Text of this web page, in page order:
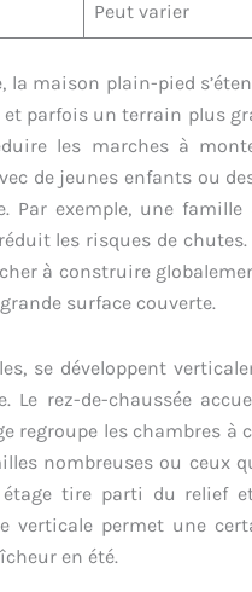
Peut varier
la maison plain-pied
et parfois un terrain plus
les marches à
de jeunes enfants ou
Par exemple, une
les risques de
à construire
surface couverte.
se développent
Le rez-de-chaussée
regroupe les chambres à
nombreuses ou ceux
tire parti du relief
verticale permet une
en été.